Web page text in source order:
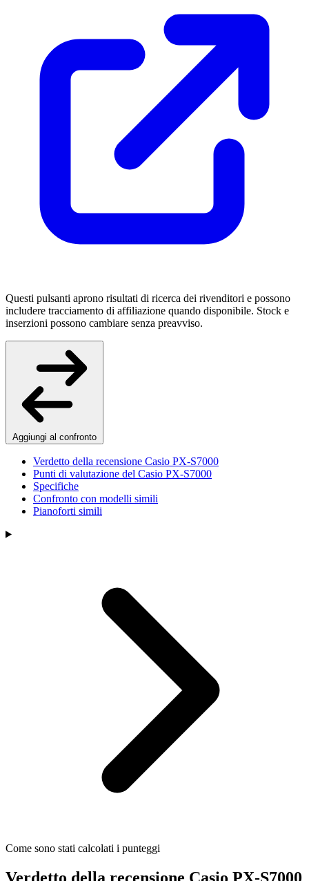
Questi pulsanti aprono risultati di ricerca dei rivenditori e possono
includere tracciamento di affiliazione quando disponibile. Stock e
inserzioni possono cambiare senza preavviso.
Aggiungi al confronto
Verdetto della recensione Casio PX-S7000
Punti di valutazione del Casio PX-S7000
Specifiche
Confronto con modelli simili
Pianoforti simili
Come sono stati calcolati i punteggi
Verdetto della recensione Casio PX-S7000